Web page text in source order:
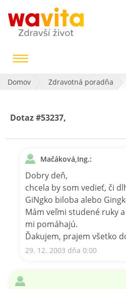
Domov Zdravotná poradňa
Dotaz #53237,
Mačáková,Ing.:
Dobry deň,
chcela by som vedieť, či
GiNgko biloba alebo
Mám veľmi studené ruky
mi pomáhajú.
Ďakujem, prajem všetko
29. 12. 2003 dňa 0:00